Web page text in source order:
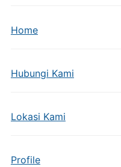
Home
Hubungi Kami
Lokasi Kami
Profile